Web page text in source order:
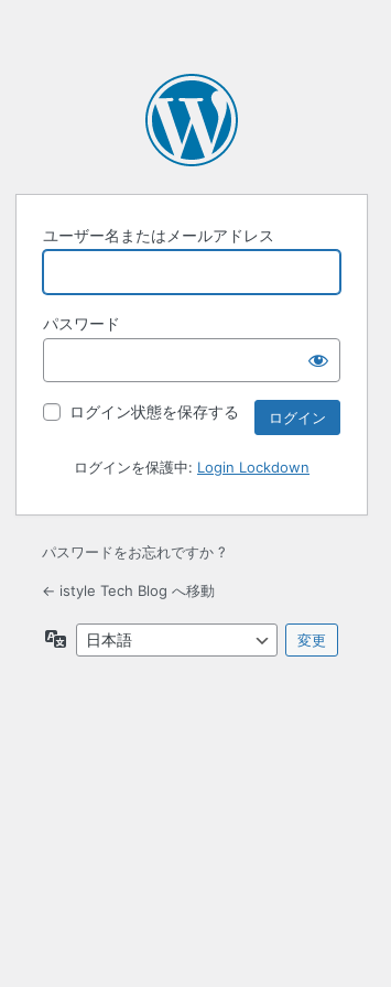
ユーザー名またはメールアドレス
パスワード
ログイン状態を保存する
ログインを保護中: Login Lockdown
パスワードをお忘れですか ?
← istyle Tech Blog へ移動
語